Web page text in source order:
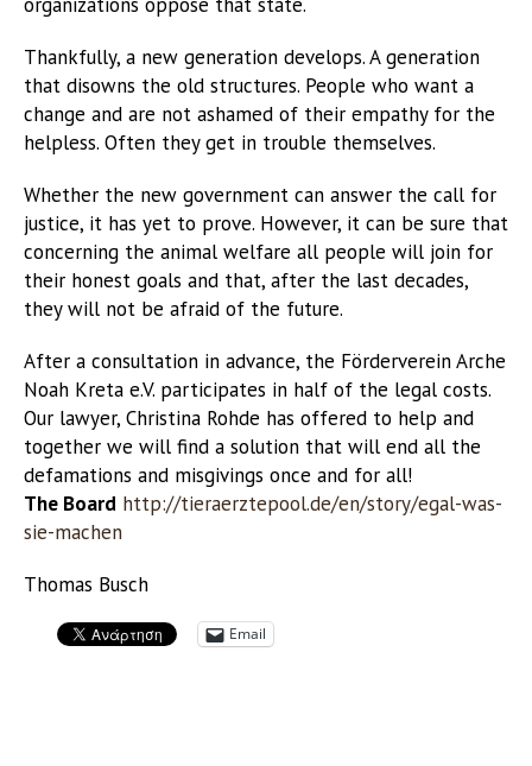
Thankfully, a new generation develops. A generation
that disowns the old structures. People who want a
change and are not ashamed of their empathy for the
helpless. Often they get in trouble themselves.
Whether the new government can answer the call for
justice, it has yet to prove. However, it can be sure that
concerning the animal welfare all people will join for
their honest goals and that, after the last decades,
they will not be afraid of the future.
After a consultation in advance, the Förderverein Arche
Noah Kreta e.V. participates in half of the legal costs.
Our lawyer, Christina Rohde has offered to help and
together we will find a solution that will end all the
defamations and misgivings once and for all!
The Board http://tieraerztepool.de/en/story/egal-was-
sie-machen
Thomas Busch
Email